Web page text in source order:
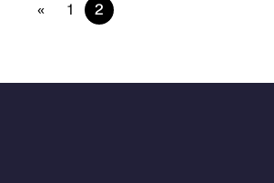
« 1 2